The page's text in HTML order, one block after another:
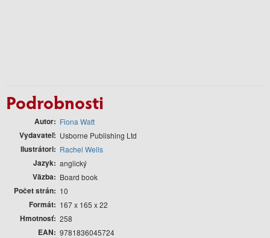
Podrobnosti
Autor Fiona Watt
Vydavateľ Usborne Publishing Ltd
Ilustrátori Rachel Wells
Jazyk anglický
Väzba Board book
Počet strán 10
Formát 167 x 165 x 22
Hmotnosť 258
EAN 9781836045724